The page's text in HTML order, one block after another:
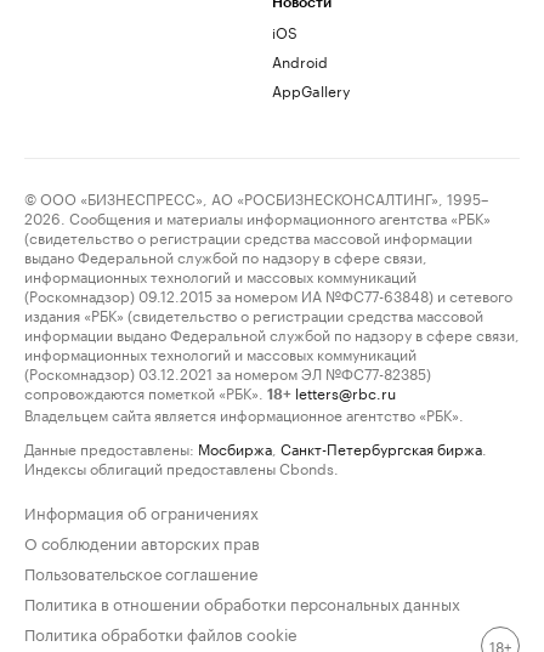
iOS
Android
AppGallery
© ООО «БИЗНЕСПРЕСС», АО «РОСБИЗНЕСКОНСАЛТИНГ», 1995–
2026. Сообщения и материалы информационного агентства «РБК»
(свидетельство о регистрации средства массовой информации
выдано Федеральной службой по надзору в сфере связи,
информационных технологий и массовых коммуникаций
(Роскомнадзор) 09.12.2015 за номером ИА №ФС77-63848) и сетевого
издания «РБК» (свидетельство о регистрации средства массовой
информации выдано Федеральной службой по надзору в сфере связи,
информационных технологий и массовых коммуникаций
(Роскомнадзор) 03.12.2021 за номером ЭЛ №ФС77-82385)
сопровождаются пометкой «РБК».
18+ letters@rbc.ru
Владельцем сайта является информационное агентство «РБК».
Данные предоставлены: Мосбиржа Санкт-Петербургская биржа
Индексы облигаций предоставлены Cbonds.
Информация об ограничениях
О соблюдении авторских прав
Пользовательское соглашение
Политика в отношении обработки персональных данных
Политика обработки файлов cookie
18+